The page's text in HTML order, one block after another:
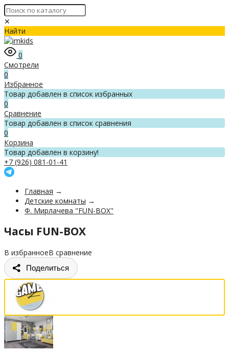
✕
Найти
0
Смотрели
0
Избранное
Товар добавлен в список избранных
0
Сравнение
Товар добавлен в список сравнения
0
Корзина
Товар добавлен в корзину!
+7 (926) 081-01-41
Главная →
Детские комнаты →
Ф. Мирлачева "FUN-BOX"
Часы FUN-BOX
В избранноеВ сравнение
Поделиться